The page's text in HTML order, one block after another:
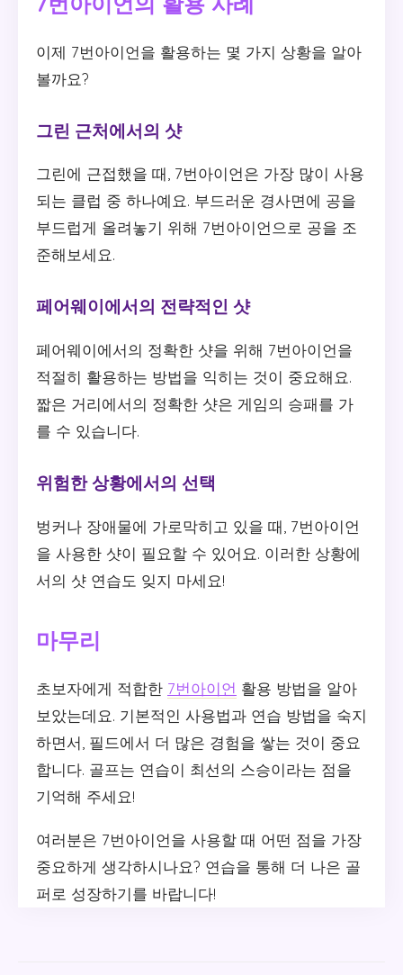
이제 7번아이언을 활용하는 몇 가지 상황을 알아
볼까요?
그린 근처에서의 샷
그린에 근접했을 때, 7번아이언은 가장 많이 사용
되는 클럽 중 하나예요. 부드러운 경사면에 공을
부드럽게 올려놓기 위해 7번아이언으로 공을 조
준해보세요.
페어웨이에서의 전략적인 샷
페어웨이에서의 정확한 샷을 위해 7번아이언을
적절히 활용하는 방법을 익히는 것이 중요해요.
짧은 거리에서의 정확한 샷은 게임의 승패를 가
를 수 있습니다.
위험한 상황에서의 선택
벙커나 장애물에 가로막히고 있을 때, 7번아이언
을 사용한 샷이 필요할 수 있어요. 이러한 상황에
서의 샷 연습도 잊지 마세요!
마무리
초보자에게 적합한 7번아이언 활용 방법을 알아
보았는데요. 기본적인 사용법과 연습 방법을 숙지
하면서, 필드에서 더 많은 경험을 쌓는 것이 중요
합니다. 골프는 연습이 최선의 스승이라는 점을
기억해 주세요!
여러분은 7번아이언을 사용할 때 어떤 점을 가장
중요하게 생각하시나요? 연습을 통해 더 나은 골
퍼로 성장하기를 바랍니다!